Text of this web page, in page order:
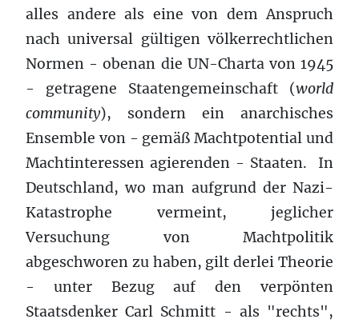
alles andere als eine von dem Anspruch
nach universal gültigen völkerrechtlichen
Normen - obenan die UN-Charta von 1945
- getragene Staatengemeinschaft (world
community), sondern ein anarchisches
Ensemble von - gemäß Machtpotential und
Machtinteressen agierenden - Staaten. In
Deutschland, wo man aufgrund der Nazi-
Katastrophe vermeint, jeglicher
Versuchung von Machtpolitik
abgeschworen zu haben, gilt derlei Theorie
- unter Bezug auf den verpönten
Staatsdenker Carl Schmitt - als "rechts",